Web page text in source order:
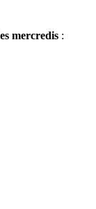
mercredis :